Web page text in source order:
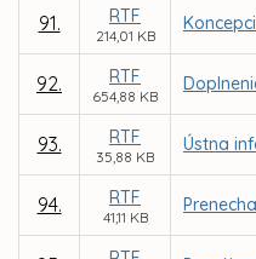
91. RTF
214,01 KB
92. RTF
654,88 KB
93. RTF
35,88 KB
Ústna
94. RTF
41,11 KB